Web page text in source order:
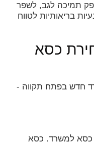
תמיכה לגב, לשפר
בריאותיות לטווח
כסא
כסא למשרד. כסא